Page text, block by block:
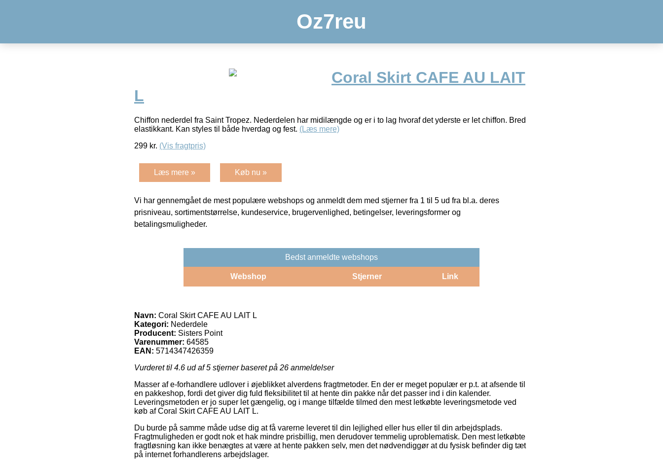
Oz7reu
Coral Skirt CAFE AU LAIT
L
Chiffon nederdel fra Saint Tropez. Nederdelen har midilængde og er i to lag hvoraf det yderste er let chiffon. Bred
elastikkant. Kan styles til både hverdag og fest. (Læs mere)
299 kr. (Vis fragtpris)
Læs mere » Køb nu »
Vi har gennemgået de mest populære webshops og anmeldt dem med stjerner fra 1 til 5 ud fra bl.a. deres
prisniveau, sortimentstørrelse, kundeservice, brugervenlighed, betingelser, leveringsformer og
betalingsmuligheder.
Bedst anmeldte webshops
Webshop Stjerner Link
Navn: Coral Skirt CAFE AU LAIT L
Kategori: Nederdele
Producent: Sisters Point
Varenummer: 64585
EAN: 5714347426359
Vurderet til 4.6 ud af 5 stjerner baseret på 26 anmeldelser
Masser af e-forhandlere udlover i øjeblikket alverdens fragtmetoder. En der er meget populær er p.t. at afsende til
en pakkeshop, fordi det giver dig fuld fleksibilitet til at hente din pakke når det passer ind i din kalender.
Leveringsmetoden er jo super let gængelig, og i mange tilfælde tilmed den mest letkøbte leveringsmetode ved
køb af Coral Skirt CAFE AU LAIT L.
Du burde på samme måde udse dig at få varerne leveret til din lejlighed eller hus eller til din arbejdsplads.
Fragtmuligheden er godt nok et hak mindre prisbillig, men derudover temmelig uproblematisk. Den mest letkøbte
fragtløsning kan ikke benægtes at være at hente pakken selv, men det nødvendiggør at du fysisk befinder dig tæt
på internet forhandlerens arbejdslager.